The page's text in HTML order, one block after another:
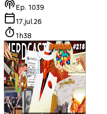
Ep. 1039
17.jul.26
1h38